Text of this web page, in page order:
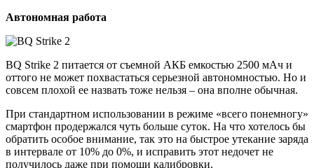
Автономная работа
BQ Strike 2 питается от съемной АКБ емкостью 2500 мАч и
оттого не может похвастаться серьезной автономностью. Но и
совсем плохой ее назвать тоже нельзя – она вполне обычная.
При стандартном использовании в режиме «всего понемногу»
смартфон продержался чуть больше суток. На что хотелось бы
обратить особое внимание, так это на быстрое утекание заряда
в интервале от 10% до 0%, и исправить этот недочет не
получилось даже при помощи калибровки.